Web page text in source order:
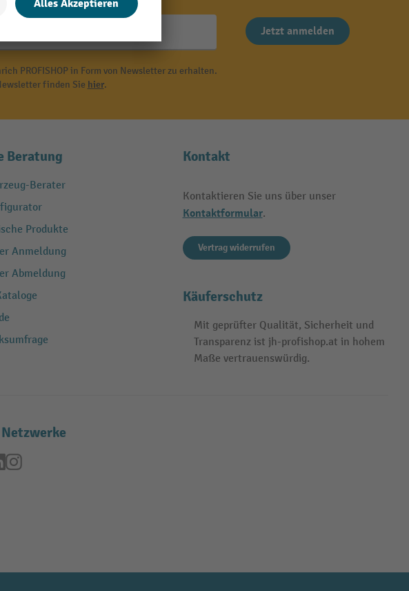
Jetzt anmelden
PROFISHOP in Form von Newsletter zu erhalten.
finden Sie hier.
Beratung
Berater
Produkte
Anmeldung
Abmeldung
Kontakt
Kontaktieren Sie uns über unser
Kontaktformular.
Vertrag widerrufen
Käuferschutz
Mit geprüfter Qualität, Sicherheit und
Transparenz ist jh-profishop.at in hohem
Maße vertrauenswürdig.
LinkedInInstagram